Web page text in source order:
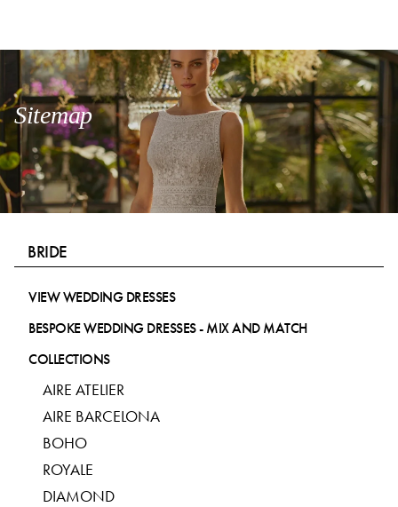
Sitemap
BRIDE
VIEW WEDDING DRESSES
BESPOKE WEDDING DRESSES - MIX AND MATCH
COLLECTIONS
AIRE ATELIER
AIRE BARCELONA
BOHO
ROYALE
DIAMOND